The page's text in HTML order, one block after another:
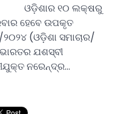
୧୦ ଲକ୍ଷରୁ
ହେବେ ଉପକୃତ
(ଓଡ଼ିଶା ସମାଚାର/
ଯଶସ୍ବୀ
ନରେନ୍ଦ୍ର…